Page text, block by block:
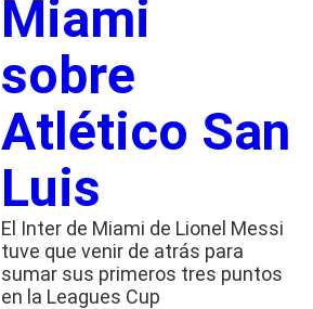
Miami
sobre
Atlético San
Luis
El Inter de Miami de Lionel Messi
tuve que venir de atrás para
sumar sus primeros tres puntos
en la Leagues Cup